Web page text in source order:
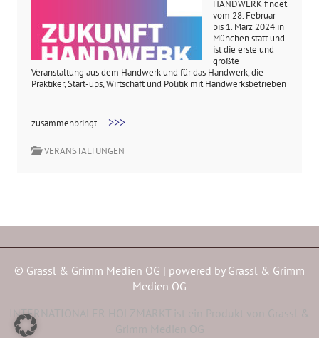
HANDWERK findet
vom 28. Februar
bis 1. März 2024 in
München statt und
ist die erste und
größte
Veranstaltung aus dem Handwerk und für das Handwerk, die
Praktiker, Start-ups, Wirtschaft und Politik mit Handwerksbetrieben
zusammenbringt ... >>>
VERANSTALTUNGEN
© Grassl & Grimm Medien OG | powered by Grassl & Grimm
Medien OG
INTERNATIONALER HOLZMARKT ist ein Produkt von Grassl &